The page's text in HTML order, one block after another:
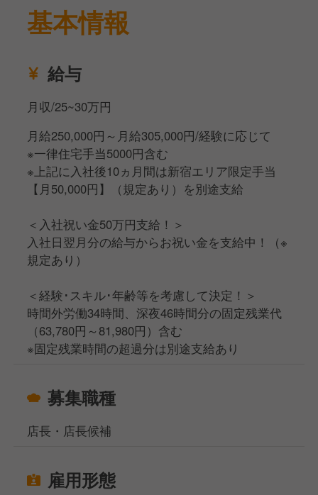
る形となります。
基本情報
給与
月収/25~30万円
月給250,000円～月給305,000円/経験に応じて
※一律住宅手当5000円含む
※上記に入社後10ヵ月間は新宿エリア限定手当
【月50,000円】（規定あり）を別途支給
＜入社祝い金50万円支給！＞
入社日翌月分の給与からお祝い金を支給中！（※
規定あり）
＜経験･スキル･年齢等を考慮して決定！＞
時間外労働34時間、深夜46時間分の固定残業代
（63,780円～81,980円）含む
※固定残業時間の超過分は別途支給あり
募集職種
店長・店長候補
雇用形態